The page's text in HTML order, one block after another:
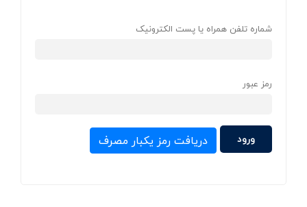
شماره تلفن همراه یا پست الکترونیک
رمز عبور
دریافت رمز یکبار مصرف